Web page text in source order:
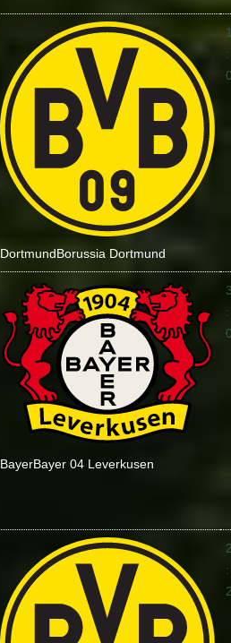
DortmundBorussia Dortmund
:
BayerBayer 04 Leverkusen
:
: